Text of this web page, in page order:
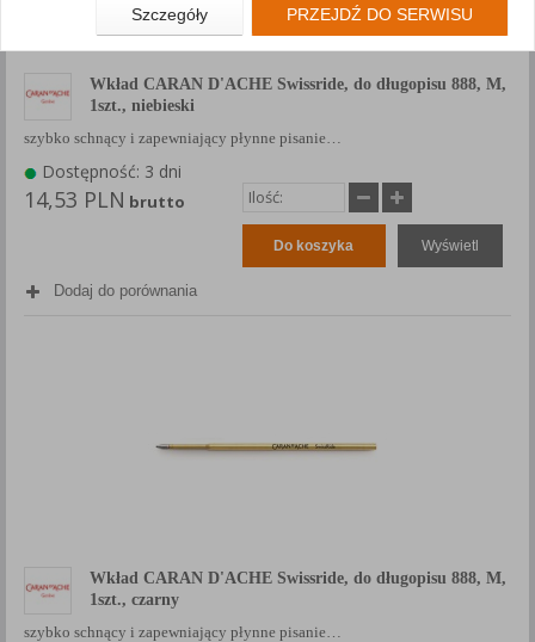
Wkład CARAN D'ACHE Swissride, do długopisu 888, M,
1szt., niebieski
szybko schnący i zapewniający płynne pisanie…
Dostępność: 3 dni
14,53 PLN brutto
Do koszyka Wyświetl
Dodaj do porównania
Wkład CARAN D'ACHE Swissride, do długopisu 888, M,
1szt., czarny
szybko schnący i zapewniający płynne pisanie…
Jeśli nie chcesz wyrazić zgody lub ograniczyć jej zakres, kliknij
„Szczegóły”, gdzie znajdziesz wszelkie informacje o tym jak to
naszą polityką prywatności obowiązującą od 25 maja 2018.
W przypadku użytkowników zalogowanych, aby umożliwić
prawidłową realizację Umowy z Państwem i związane z tym
prawidłowe działanie naszej strony www, a w szczególności
np. wysłanie potwierdzenia zamówienia na Państwa email lub
wyświetlenie Państwu prawidłowych informacji o promocjach
czy cenach indywidualnych, ważna jest Państwa wcześniejsza
Każda Państwa zgoda jest dobrowolna i można ją w dowolnym
Szczegóły PRZEJDŹ DO SERWISU